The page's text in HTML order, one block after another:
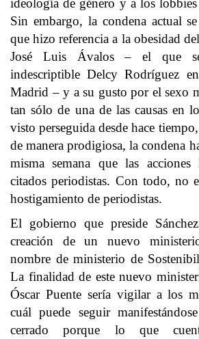
ideología de género y a los
Sin embargo, la condena actual
que hizo referencia a la obesidad
José Luis Ávalos – el que
indescriptible Delcy Rodríguez
Madrid – y a su gusto por el sexo
tan sólo de una de las causas en
visto perseguida desde hace
de manera prodigiosa, la condena
misma semana que las acciones
citados periodistas. Con todo, no
hostigamiento de periodistas.
El gobierno que preside
creación de un nuevo
nombre de ministerio de
La finalidad de este nuevo
Óscar Puente sería vigilar a los
cuál puede seguir
cerrado porque lo que